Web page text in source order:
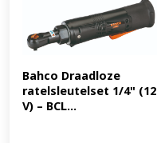
Bahco Draadloze
ratelsleutelset 1/4" (12
V) – BCL...